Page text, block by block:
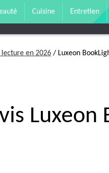
Cuisine Entretien
en 2026 / Luxeon
Luxeon